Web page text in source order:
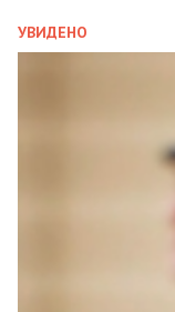
УВИДЕНО